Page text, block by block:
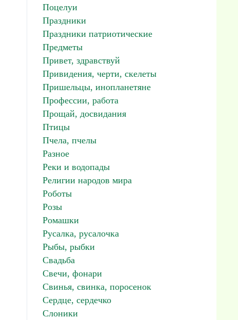
Поцелуи
Праздники
Праздники патриотические
Предметы
Привет, здравствуй
Привидения, черти, скелеты
Пришельцы, инопланетяне
Профессии, работа
Прощай, досвидания
Птицы
Пчела, пчелы
Разное
Реки и водопады
Религии народов мира
Роботы
Розы
Ромашки
Русалка, русалочка
Рыбы, рыбки
Свадьба
Свечи, фонари
Свинья, свинка, поросенок
Сердце, сердечко
Слоники